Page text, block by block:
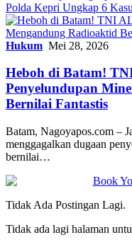
Polda Kepri Ungkap 6
Hukum Mei 28, 2026
Heboh di Batam!
Penyelundupan
Bernilai Fantastis
Batam, Nagoyapos.com –
menggagalkan dugaan
bernilai…
Tidak Ada Postingan Lagi.
Tidak ada lagi halaman